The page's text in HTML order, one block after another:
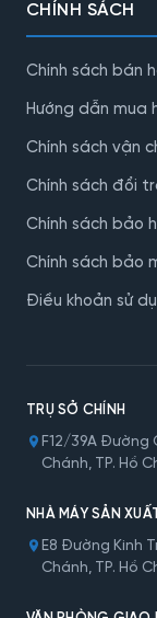
CHÍNH SÁCH
Chính sách bán
Hướng dẫn mua
Chính sách vận
Chính sách đổi
Chính sách bảo
Chính sách bảo
Điều khoản sử
TRỤ SỞ CHÍNH
F12/39A Đường
Chánh, TP. Hồ
NHÀ MÁY SẢN XUẤT
E8 Đường Kinh
Chánh, TP. Hồ